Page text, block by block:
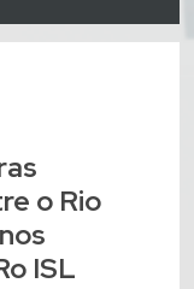
o Rio
ISL